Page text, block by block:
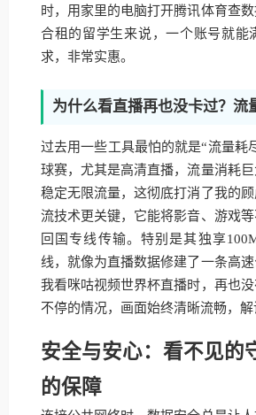
时，用家里的电脑打开腾讯体育查
合租的留学生来说，一个账号就能
求，非常实惠。
为什么看直播再也没卡过？流
过去用一些工具最怕的就是“流量耗
球赛，尤其是高清直播，流量消耗巨
稳定无限流量，这彻底打消了我的
流技术更关键，它能将影音、游戏
回国专线传输。特别是其独享
线，就像为直播数据修建了一条高速
我看咪咕视频世界杯直播时，再也
不停的情况，画面始终清晰流畅，解
安全与安心：看不见的
的保障